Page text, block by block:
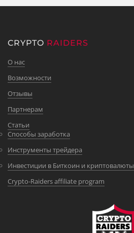
CRYPTO RAIDERS
О нас
Возможности
Отзывы
Партнерам
Статьи
Способы заработка
Инструменты трейдера
Инвестиции в Биткоин и криптовалюты
Crypto-Raiders affiliate program